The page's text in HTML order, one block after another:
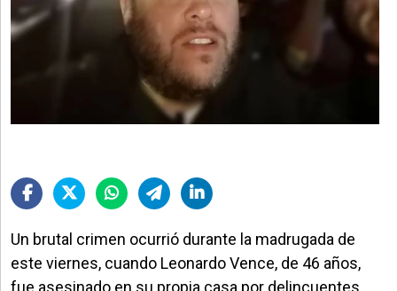
»
Sociedad
Un brutal crimen ocurrió durante la madrugada de
este viernes, cuando Leonardo Vence, de 46 años,
fue asesinado en su propia casa por delincuentes